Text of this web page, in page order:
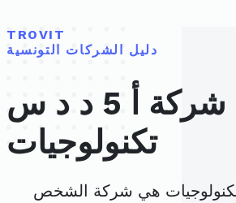
TROVIT
دليل الشركات التونسية
شركة أ 5 د د س
تكنولوجيات
د س تكنولوجيات هي شركة الشخص